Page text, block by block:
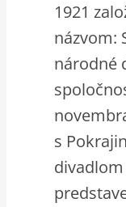
1921
názvom:
národné
s
divadlom